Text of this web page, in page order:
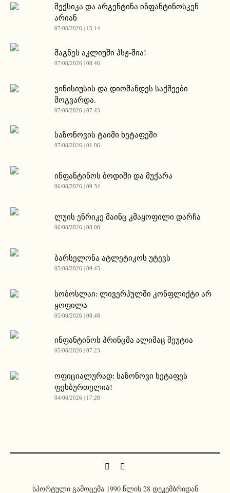
მექსიკა და არგენტინა ინფანტინოსკენ
არიან
07/08/2026 | 15:14
მაგნეს აკლიუში პსჟ-შია!
07/08/2026 | 08:46
ვინისიუსის და დიომანდეს საქმეები
მოგვარდა.
07/08/2026 | 07:43
საზონოვის ტაიმი ხეტაფეში
07/08/2026 | 01:06
ინფანტინოს ბოდიში და მუქარა
06/08/2026 | 09:34
ლუის ენრიკე მაინც კმაყოფილი დარჩა
06/08/2026 | 08:08
ბარსელონა ატლეტიკოს უტევს
05/08/2026 | 09:45
სობოსლაი: ლივერპულში კონფლიქტი არ
ყოფილა
05/08/2026 | 08:48
ინფანტინოს პრინცმა ალიმაც შეუტია
05/08/2026 | 07:23
ოფიციალურად: საზონოვი ხეტაფეს
ფეხბურთელია!
04/08/2026 | 17:28
სპორტული გამოცემა 1990 წლის 28 დეკემბრიდან